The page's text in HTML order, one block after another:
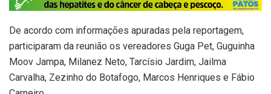
De acordo com informações apuradas pela reportagem,
participaram da reunião os vereadores Guga Pet, Guguinha
Moov Jampa, Milanez Neto, Tarcísio Jardim, Jailma
Carvalha, Zezinho do Botafogo, Marcos Henriques e Fábio